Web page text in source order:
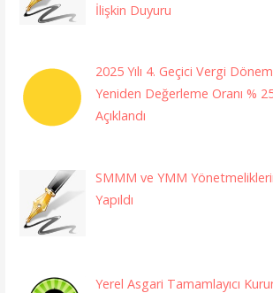
İlişkin Duyuru
2025 Yılı 4. Geçici Vergi
Yeniden Değerleme Oranı %
Açıklandı
SMMM ve YMM
Yapıldı
Yerel Asgari Tamamlayıcı